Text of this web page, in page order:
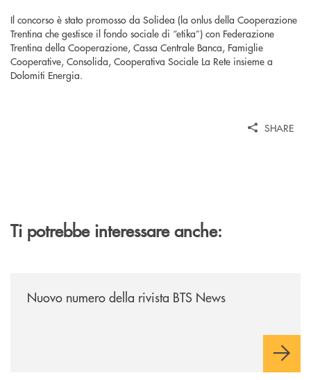
Il concorso è stato promosso da Solidea (la onlus della Cooperazione
Trentina che gestisce il fondo sociale di “etika”) con Federazione
Trentina della Cooperazione, Cassa Centrale Banca, Famiglie
Cooperative, Consolida, Cooperativa Sociale La Rete insieme a
Dolomiti Energia.
SHARE
Ti potrebbe interessare anche:
Nuovo numero della rivista BTS News